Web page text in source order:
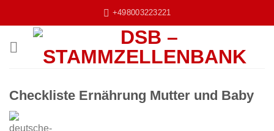
springen
+498003223221
Checkliste Ernährung Mutter und Baby